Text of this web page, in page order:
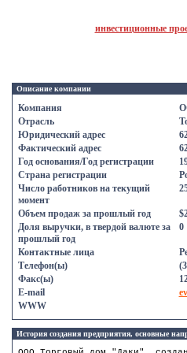
инвестиционные
Описание компании
Компания
Отрасль
Юридический адрес
Фактический адрес
Год основания/Год регистрации
Страна регистрации
Число работников на текущий
момент
Объем продаж за прошлый год
Доля выручки, в твердой валютe за
прошлый год
0
Контактные лица
Телефон(ы)
Факс(ы)
E-mail
WWW
История создания предприятия, основные